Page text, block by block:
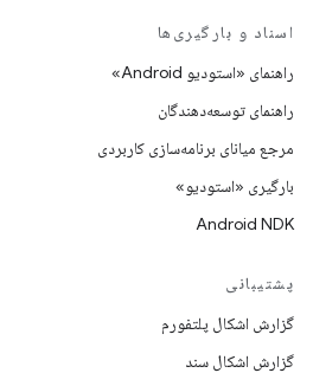
اسناد و بارگیری‌ها
راهنمای «استودیو Android»
راهنمای توسعه‌دهندگان
مرجع میانای برنامه‌سازی کاربردی
بارگیری «استودیو»
Android NDK
پشتیبانی
گزارش اشکال پلتفورم
گزارش اشکال سند